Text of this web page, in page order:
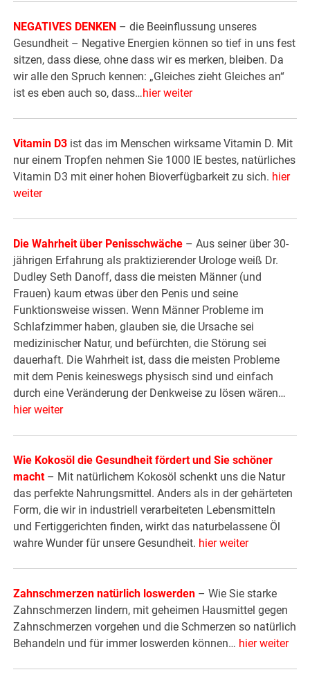
NEGATIVES DENKEN – die Beeinflussung unseres
Gesundheit – Negative Energien können so tief in uns fest
sitzen, dass diese, ohne dass wir es merken, bleiben. Da
wir alle den Spruch kennen: „Gleiches zieht Gleiches an“
ist es eben auch so, dass…hier weiter
Vitamin D3 ist das im Menschen wirksame Vitamin D. Mit
nur einem Tropfen nehmen Sie 1000 IE bestes, natürliches
Vitamin D3 mit einer hohen Bioverfügbarkeit zu sich. hier
weiter
Die Wahrheit über Penisschwäche – Aus seiner über 30-
jährigen Erfahrung als praktizierender Urologe weiß Dr.
Dudley Seth Danoff, dass die meisten Männer (und
Frauen) kaum etwas über den Penis und seine
Funktionsweise wissen. Wenn Männer Probleme im
Schlafzimmer haben, glauben sie, die Ursache sei
medizinischer Natur, und befürchten, die Störung sei
dauerhaft. Die Wahrheit ist, dass die meisten Probleme
mit dem Penis keineswegs physisch sind und einfach
durch eine Veränderung der Denkweise zu lösen wären…
hier weiter
Wie Kokosöl die Gesundheit fördert und Sie schöner
macht – Mit natürlichem Kokosöl schenkt uns die Natur
das perfekte Nahrungsmittel. Anders als in der gehärteten
Form, die wir in industriell verarbeiteten Lebensmitteln
und Fertiggerichten finden, wirkt das naturbelassene Öl
wahre Wunder für unsere Gesundheit. hier weiter
Zahnschmerzen natürlich loswerden – Wie Sie starke
Zahnschmerzen lindern, mit geheimen Hausmittel gegen
Zahnschmerzen vorgehen und die Schmerzen so natürlich
Behandeln und für immer loswerden können… hier weiter